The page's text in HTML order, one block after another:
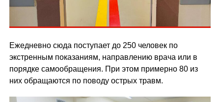
Ежедневно сюда поступает до 250 человек по
экстренным показаниям, направлению врача или в
порядке самообращения. При этом примерно 80 из
них обращаются по поводу острых травм.